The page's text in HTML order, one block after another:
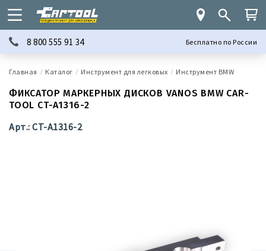
8 800 555 91 34 Бесплатно по России
Каталог Инструмент для легковых Инструмент BMW
ФИКСАТОР МАРКЕРНЫХ ДИСКОВ VANOS BMW CAR-
TOOL CT-A1316-2
Арт.: CT-A1316-2